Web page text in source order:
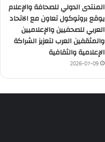
المنتدى الدولي للصحافة والإعلام
يوقع بروتوكول تعاون مع الاتحاد
العربي للصحفيين والإعلاميين
والمثقفين العرب لتعزيز الشراكة
الإعلامية والثقافية
2026-07-09